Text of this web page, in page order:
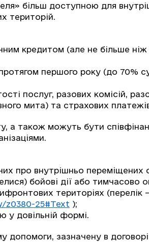
більш доступною для
територій.
кредитом (але не більше ніж
першого року (до 70%
послуг, разових комісій,
мита) та страхових
а також можуть бути
про внутрішньо переміщених
бойові дії або тимчасово
територіях (перелік
z0380-25#Text );
у довільній формі.
допомоги, зазначену в